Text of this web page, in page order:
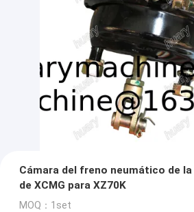
Cámara del freno neumático de la
de XCMG para XZ70K
MOQ：1set